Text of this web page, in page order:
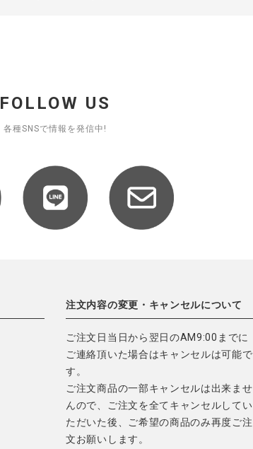
FOLLOW US
各種SNSで情報を発信中!
注文内容の変更・キャンセルについて
ご注文日当日から翌日のAM9:00までに
ご連絡頂いた場合はキャンセルは可能で
す。
ご注文商品の一部キャンセルは出来ませ
んので、ご注文を全てキャンセルしてい
ただいた後、ご希望の商品のみ再度ご注
文お願いします。